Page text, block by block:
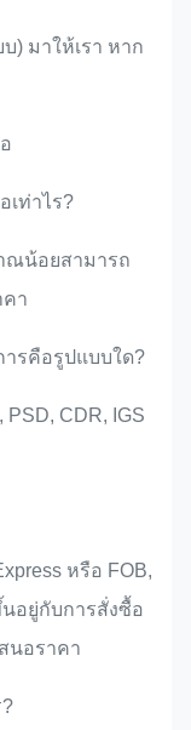
) มาให้เรา หาก
ท่าไร?
ณน้อยสามารถ
คา
รคือรูปแบบใด?
PSD, CDR, IGS
หรือ FOB,
อยู่กับการสั่งซื้อ
นอราคา